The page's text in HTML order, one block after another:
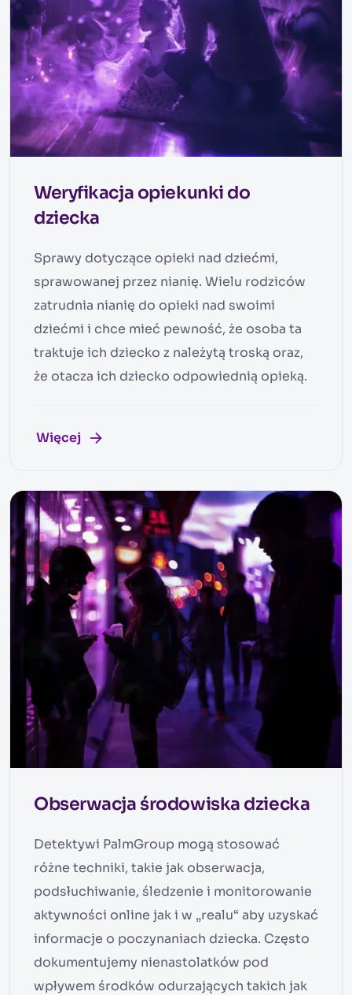
Weryfikacja opiekunki do
dziecka
Sprawy dotyczące opieki nad dziećmi,
sprawowanej przez nianię. Wielu rodziców
zatrudnia nianię do opieki nad swoimi
dziećmi i chce mieć pewność, że osoba ta
traktuje ich dziecko z należytą troską oraz,
że otacza ich dziecko odpowiednią opieką.
Więcej
Obserwacja środowiska dziecka
Detektywi PalmGroup mogą stosować
różne techniki, takie jak obserwacja,
podsłuchiwanie, śledzenie i monitorowanie
aktywności online jak i w „realu“ aby uzyskać
informacje o poczynaniach dziecka. Często
dokumentujemy nienastolatków pod
wpływem środków odurzających takich jak